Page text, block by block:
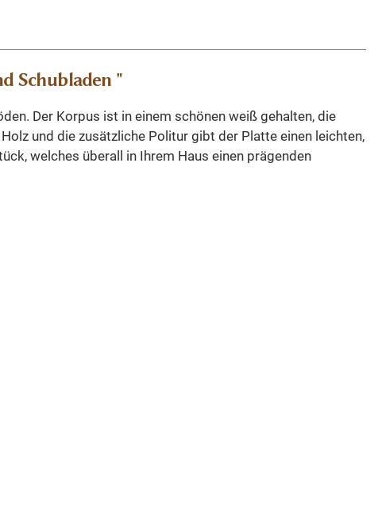
Schubladen "
Der Korpus ist in einem schönen weiß gehalten, die
und die zusätzliche Politur gibt der Platte einen leichten,
welches überall in Ihrem Haus einen prägenden